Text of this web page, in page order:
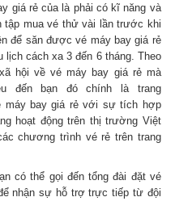
giá rẻ của là phải có kĩ năng và
tập mua vé thử vài lần trước khi
để săn được vé máy bay giá rẻ
lịch cách xa 3 đến 6 tháng. Theo
hội về vé máy bay giá rẻ mà
đến bạn đó chính là trang
máy bay giá rẻ với sự tích hợp
hoạt động trên thị trường Việt
chương trình vé rẻ trên trang
có thể gọi đến tổng đài đặt vé
nhận sự hỗ trợ trực tiếp từ đội